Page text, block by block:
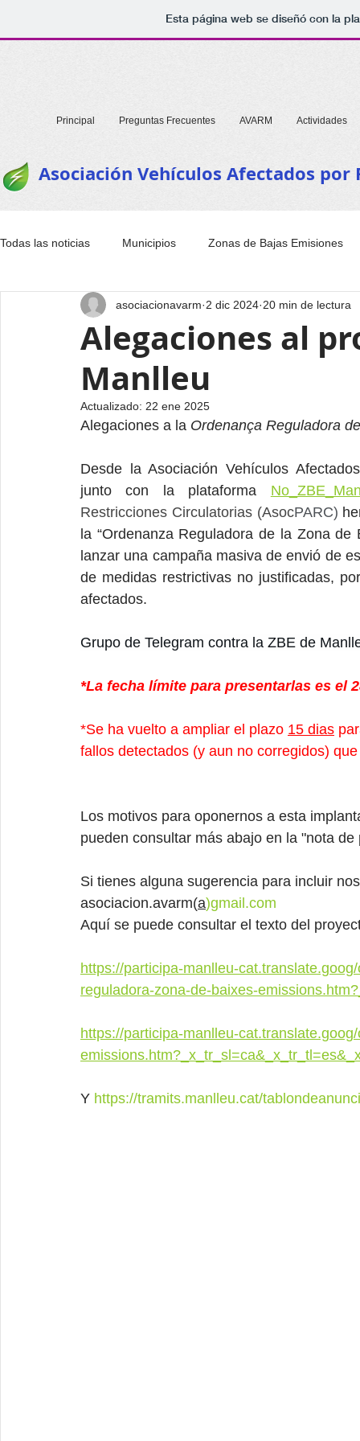
Esta página web se diseñó con la
Principal Preguntas Frecuentes AVARM Actividades
Asociación Vehículos Afectados
Todas las noticias Municipios Zonas de Bajas Emisiones
Alegaciones al
Manlleu
asociacionavarm 2 dic 2024 20 min de lectura
Actualizado: 22 ene 2025
Alegaciones a la Ordenança Reguladora
Desde la Asociación Vehículos
junto con la plataforma
Restricciones Circulatorias (AsocPARC)
la “Ordenanza Reguladora de la Zona
lanzar una campaña masiva de envió de
de medidas restrictivas no justificadas,
afectados.
Grupo de Telegram contra la ZBE de
*La fecha límite para presentarlas es el
*Se ha vuelto a ampliar el plazo 15 dias
fallos detectados (y aun no corregidos)
Los motivos para oponernos a esta
pueden consultar más abajo en la "nota de
Si tienes alguna sugerencia para incluir
asociacion.avarm(a)gmail.com
Aquí se puede consultar el texto del
https://participa-manlleu-
reguladora-zona-de-baixes-
https://participa-manlleu-
Y https://tramits.manlleu.cat/